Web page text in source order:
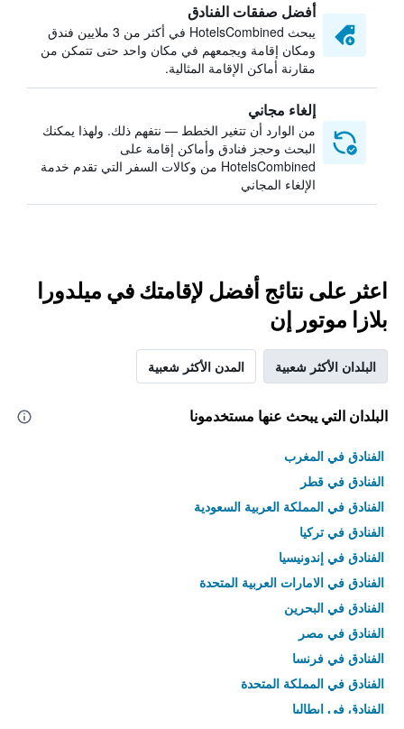
أفضل صفقات الفنادق
يبحث HotelsCombined في أكثر من 3 ملايين فندق
ومكان إقامة ويجمعهم في مكان واحد حتى تتمكن من
مقارنة أماكن الإقامة المثالية.
إلغاء مجاني
من الوارد أن تتغير الخطط — نتفهم ذلك. ولهذا يمكنك
البحث وحجز فنادق وأماكن إقامة على
HotelsCombined من وكالات السفر التي تقدم خدمة
الإلغاء المجاني
اعثر على نتائج أفضل لإقامتك في ميلدورا
بلازا موتور إن
البلدان الأكثر شعبية المدن الأكثر شعبية
البلدان التي يبحث عنها مستخدمونا
الفنادق في المغرب
الفنادق في قطر
الفنادق في المملكة العربية السعودية
الفنادق في تركيا
الفنادق في إندونيسيا
الفنادق في الامارات العربية المتحدة
الفنادق في البحرين
الفنادق في مصر
الفنادق في فرنسا
الفنادق في المملكة المتحدة
الفنادق في إيطاليا